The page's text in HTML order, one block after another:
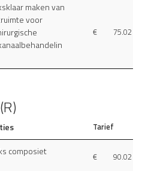
maken van
voor
€ 75.02
Tarief
composiet
€ 90.02